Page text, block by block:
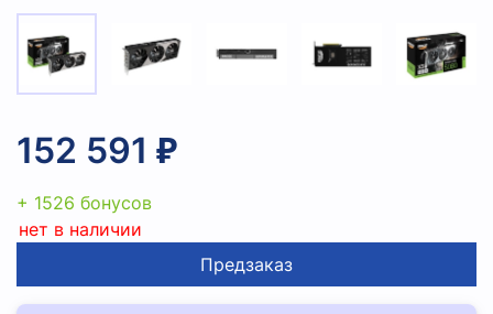
152 591 ₽
+ 1526 бонусов
нет в наличии
Предзаказ